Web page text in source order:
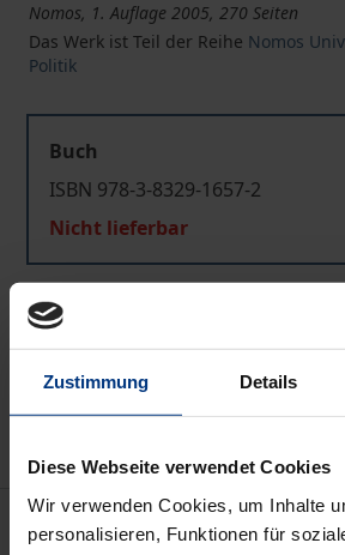
Zustimmung Details
Diese Webseite verwendet Cookies
Wir verwenden Cookies, um Inhalte
personalisieren, Funktionen für
Nomos, 1. Auflage 2005, 270 Seiten
Das Werk ist Teil der Reihe Nomos
Politik
Buch
ISBN 978-3-8329-1657-2
Nicht lieferbar
Hinweise zu Versandkosten
Beschreibung